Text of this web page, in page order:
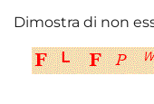
Dimostra di non